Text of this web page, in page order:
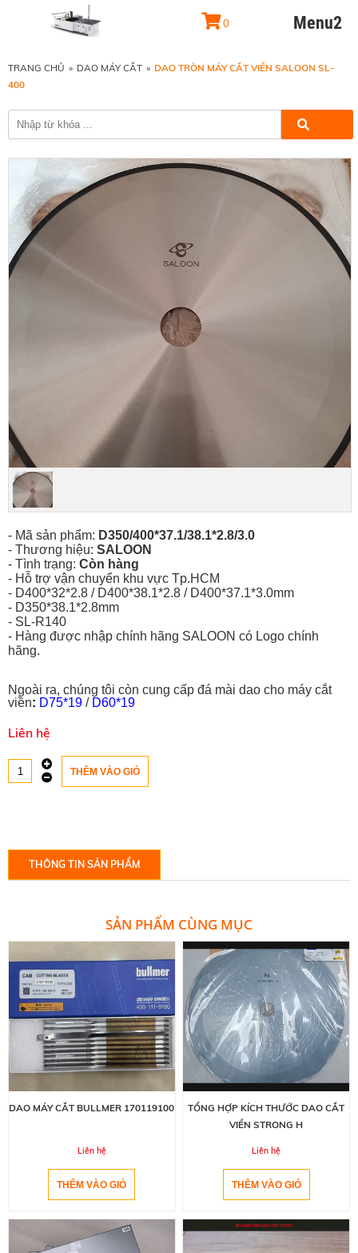
0 Menu2
TRANG CHỦ » DAO MÁY CẮT » DAO TRÒN MÁY CẮT VIỀN SALOON SL-
400
- Mã sản phẩm: D350/400*37.1/38.1*2.8/3.0
- Thương hiệu: SALOON
- Tình trạng: Còn hàng
- Hỗ trợ vận chuyển khu vực Tp.HCM
- D400*32*2.8 / D400*38.1*2.8 / D400*37.1*3.0mm
- D350*38.1*2.8mm
- SL-R140
- Hàng được nhập chính hãng SALOON có Logo chính
hãng.
Ngoài ra, chúng tôi còn cung cấp đá mài dao cho máy cắt
viền: D75*19 / D60*19
Liên hệ
THÔNG TIN SẢN PHẨM
SẢN PHẨM CÙNG MỤC
DAO MÁY CẮT BULLMER 170119100
Liên hệ
TỔNG HỢP KÍCH THƯỚC DAO CẮT
VIỀN STRONG H
Liên hệ